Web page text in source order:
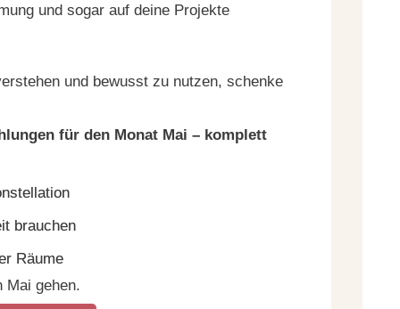
und sogar auf deine Projekte
und bewusst zu nutzen, schenke
für den Monat Mai – komplett
brauchen
Räume
Mai gehen.